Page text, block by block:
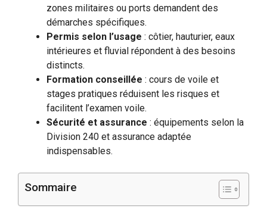
zones militaires ou ports demandent des
démarches spécifiques.
Permis selon l’usage : côtier, hauturier, eaux
intérieures et fluvial répondent à des besoins
distincts.
Formation conseillée : cours de voile et
stages pratiques réduisent les risques et
facilitent l’examen voile.
Sécurité et assurance : équipements selon la
Division 240 et assurance adaptée
indispensables.
Sommaire